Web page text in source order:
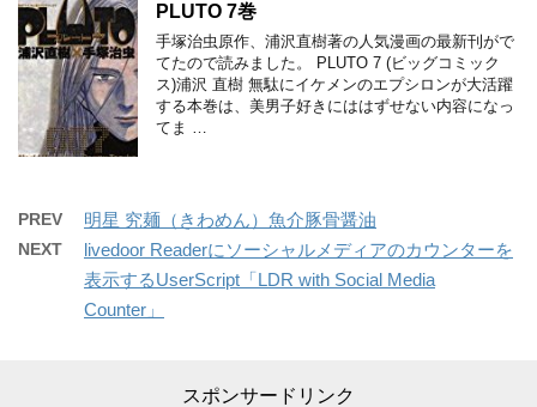
PLUTO 7巻
手塚治虫原作、浦沢直樹著の人気漫画の最新刊がで
てたので読みました。 PLUTO 7 (ビッグコミック
ス)浦沢 直樹 無駄にイケメンのエプシロンが大活躍
する本巻は、美男子好きにははずせない内容になっ
てま …
PREV 明星 究麺（きわめん）魚介豚骨醤油
NEXT
livedoor Readerにソーシャルメディアのカウンターを
表示するUserScript「LDR with Social Media
Counter」
スポンサードリンク